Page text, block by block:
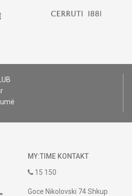
MY:TIME KONTAKT
15 150
Goce Nikolovski 74 Shkup